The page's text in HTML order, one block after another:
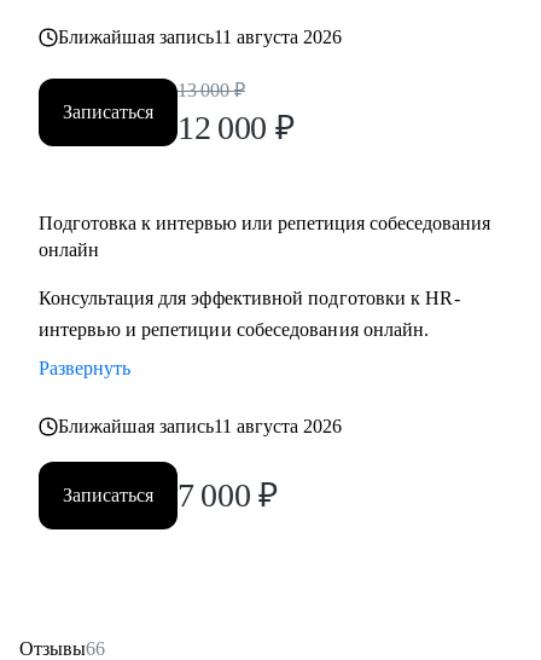
Ближайшая запись11 августа 2026
Записаться
13 000 ₽
12 000 ₽
Подготовка к интервью или репетиция собеседования
онлайн
Консультация для эффективной подготовки к HR-
интервью и репетиции собеседования онлайн.
Развернуть
Ближайшая запись11 августа 2026
Записаться 7 000 ₽
Отзывы66